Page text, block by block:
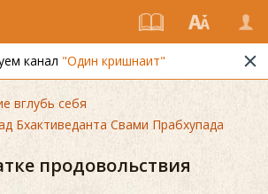
канал "Один кришнаит"
вглубь себя
Бхактиведанта Свами Прабхупада
продовольствия